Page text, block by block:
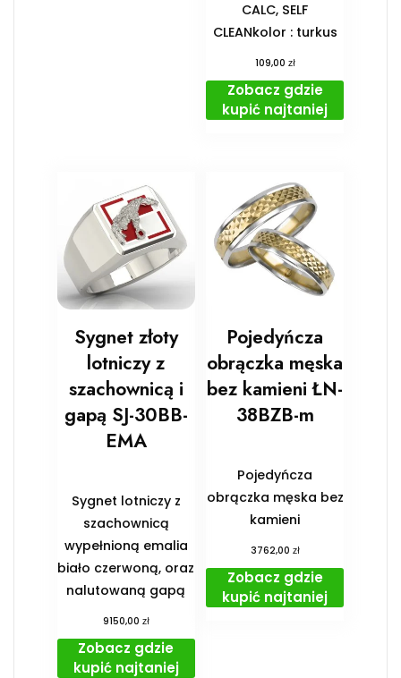
CALC, SELF
CLEANkolor : turkus
109,00 zł
Zobacz gdzie
kupić najtaniej
Sygnet złoty
lotniczy z
szachownicą i
gapą SJ-30BB-
EMA
Sygnet lotniczy z
szachownicą
wypełnioną emalia
biało czerwoną, oraz
nalutowaną gapą
9150,00 zł
Zobacz gdzie
kupić najtaniej
Pojedyńcza
obrączka męska
bez kamieni ŁN-
38BZB-m
Pojedyńcza
obrączka męska bez
kamieni
3762,00 zł
Zobacz gdzie
kupić najtaniej